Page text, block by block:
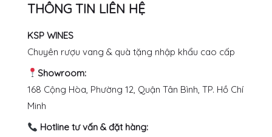
THÔNG TIN LIÊN HỆ
KSP WINES
Chuyên rượu vang & quà tặng nhập khẩu cao cấp
Showroom:
168 Cộng Hòa, Phường 12, Quận Tân Bình, TP. Hồ Chí
Minh
Hotline tư vấn & đặt hàng: